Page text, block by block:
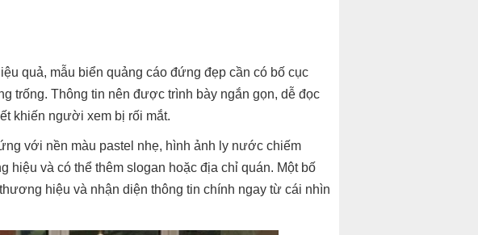
quả, mẫu biển quảng cáo đứng đẹp cần có bố cục
trống. Thông tin nên được trình bày ngắn gọn, dễ đọc
khiến người xem bị rối mắt.
với nền màu pastel nhẹ, hình ảnh ly nước chiếm
hiệu và có thể thêm slogan hoặc địa chỉ quán. Một bố
hiệu và nhận diện thông tin chính ngay từ cái nhìn